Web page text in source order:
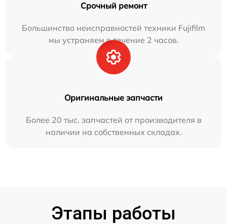
Срочный ремонт
Большинство неисправностей техники Fujifilm
мы устраняем в течение 2 часов.
Оригинальные запчасти
Более 20 тыс. запчастей от производителя в
наличии на собственных складах.
Этапы работы